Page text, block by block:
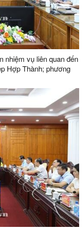
nhiệm vụ liên quan đến
Hợp Thành; phương
nghiệp VSIP Lạng